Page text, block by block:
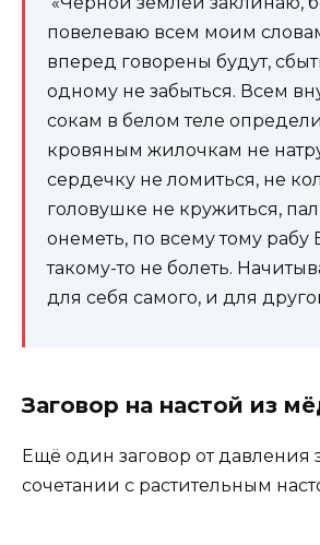
повелеваю всем моим
вперед говорены будут,
одному не забыться. Всем
сокам в белом теле
кровяным жилочкам не
сердечку не ломиться, не
головушке не кружиться,
онеметь, по всему тому
такому-то не болеть.
для себя самого, и для
Заговор на настой из
Ещё один заговор от давления
сочетании с растительным